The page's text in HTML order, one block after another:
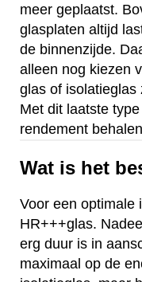
meer geplaatst.
glasplaten altijd
de binnenzijde.
alleen nog kiezen
glas of isolatieglas
Met dit laatste
rendement
Wat is het
Voor een optimale
HR+++glas.
erg duur is in
maximaal op de